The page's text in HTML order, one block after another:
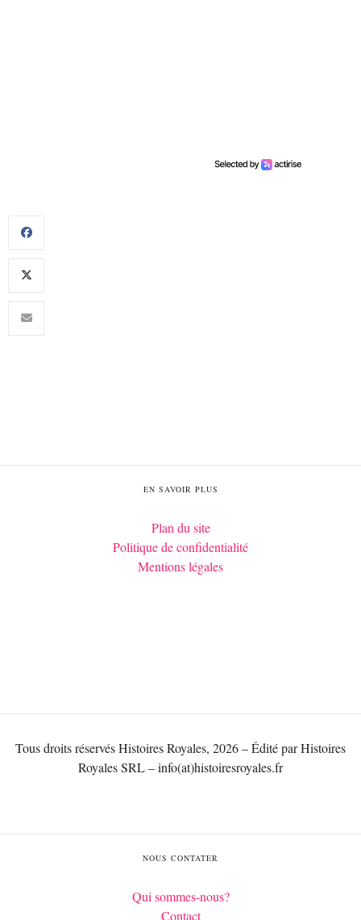
EN SAVOIR PLUS
Plan du site
Politique de confidentialité
Mentions légales
Tous droits réservés Histoires Royales, 2026 – Édité par Histoires
Royales SRL – info(at)histoiresroyales.fr
NOUS CONTATER
Qui sommes-nous?
Contact